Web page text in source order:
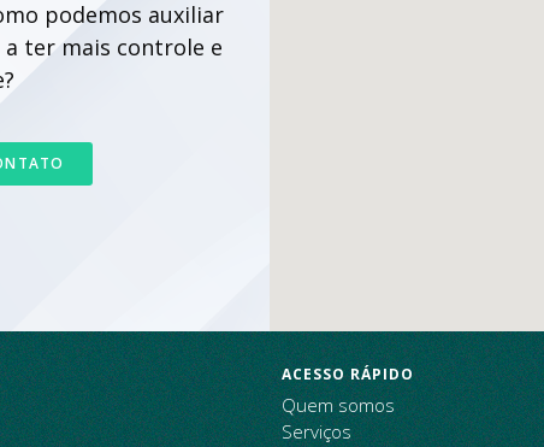
podemos auxiliar
a ter mais controle e
ACESSO RÁPIDO
Quem somos
Serviços